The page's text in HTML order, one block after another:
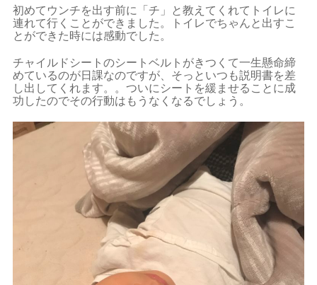
初めてウンチを出す前に「チ」と教えてくれてトイレに
連れて行くことができました。トイレでちゃんと出すこ
とができた時には感動でした。
チャイルドシートのシートベルトがきつくて一生懸命締
めているのが日課なのですが、そっといつも説明書を差
し出してくれます。。ついにシートを緩ませることに成
功したのでその行動はもうなくなるでしょう。